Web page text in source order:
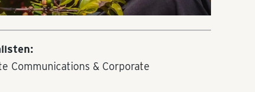
Communications & Corporate